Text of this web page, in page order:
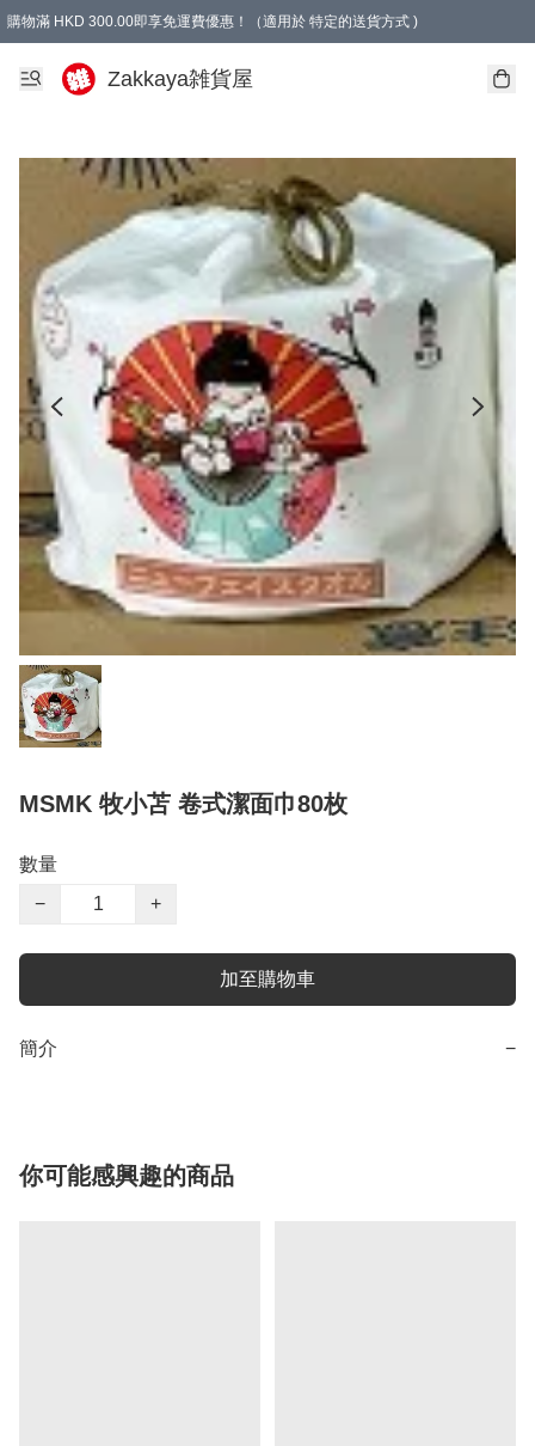
購物滿 HKD 300.00即享免運費優惠！（適用於 特定的送貨方式 )
Zakkaya雑貨屋
MSMK 牧小苫 卷式潔面巾80枚
數量
−
+
加至購物車
簡介 −
你可能感興趣的商品